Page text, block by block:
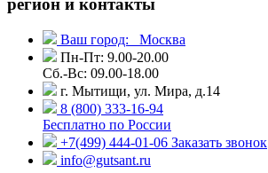
Ваш город:
Москва
Пн-Пт: 9.00-20.00
Сб.-Вс: 09.00-18.00
г. Мытищи, ул. Мира, д.14
8 (800) 333-16-94
Бесплатно по России
+7(499) 444-01-06 Заказать звонок
info@gutsant.ru